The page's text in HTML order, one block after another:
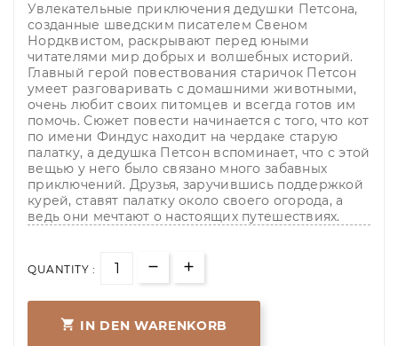
Увлекательные приключения дедушки Петсона,
созданные шведским писателем Свеном
Нордквистом, раскрывают перед юными
читателями мир добрых и волшебных историй.
Главный герой повествования старичок Петсон
умеет разговаривать с домашними животными,
очень любит своих питомцев и всегда готов им
помочь. Сюжет повести начинается с того, что кот
по имени Финдус находит на чердаке старую
палатку, а дедушка Петсон вспоминает, что с этой
вещью у него было связано много забавных
приключений. Друзья, заручившись поддержкой
курей, ставят палатку около своего огорода, а
ведь они мечтают о настоящих путешествиях.
QUANTITY :
 IN DEN WARENKORB